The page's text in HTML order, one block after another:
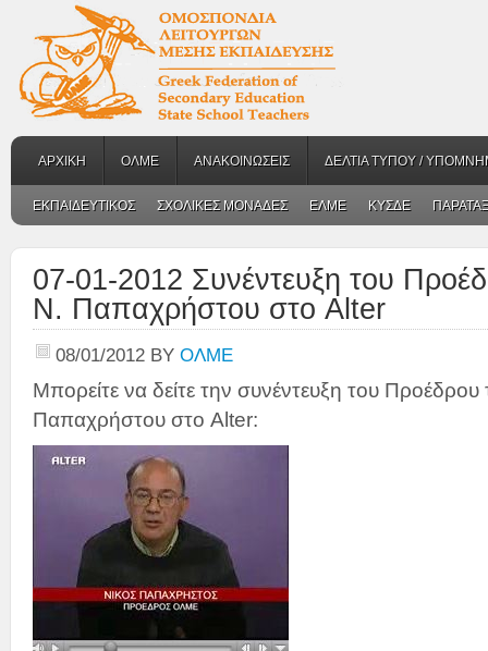
ΑΡΧΙΚΗ ΟΛΜΕ ΑΝΑΚΟΙΝΩΣΕΙΣ ΔΕΛΤΙΑ ΤΥΠΟΥ /
ΕΚΠΑΙΔΕΥΤΙΚΟΣ ΣΧΟΛΙΚΕΣ ΜΟΝΑΔΕΣ ΕΛΜΕ ΚΥΣΔΕ
07-01-2012 Συνέντευξη του
Ν. Παπαχρήστου στο Alter
08/01/2012 BY ΟΛΜΕ
Μπορείτε να δείτε την συνέντευξη του
Παπαχρήστου στο Alter: